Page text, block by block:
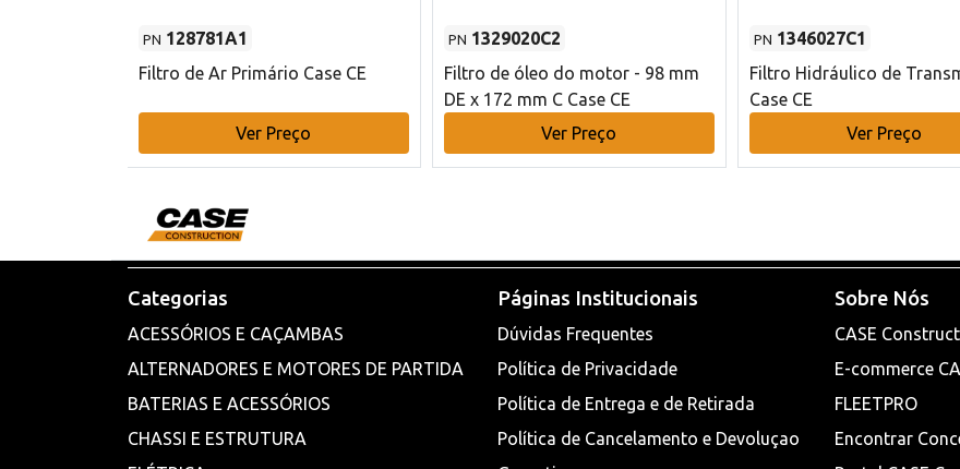
PN 128781A1
Filtro de Ar Primário Case CE
Ver Preço
PN 1329020C2
Filtro de óleo do motor - 98 mm
DE x 172 mm C Case CE
Ver Preço
PN 1346027C1
Filtro Hidráulico de
Case CE
Ver Preço
Categorias
ACESSÓRIOS E CAÇAMBAS
ALTERNADORES E MOTORES DE PARTIDA
BATERIAS E ACESSÓRIOS
CHASSI E ESTRUTURA
Páginas Institucionais
Dúvidas Frequentes
Política de Privacidade
Política de Entrega e de Retirada
Política de Cancelamento e Devoluçao
Sobre Nós
CASE
E-commerce
FLEETPRO
Encontrar